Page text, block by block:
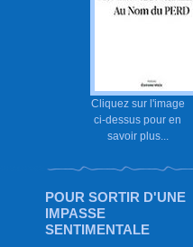
Cliquez sur l'image
ci-dessus pour en
savoir plus...
POUR SORTIR D'UNE
IMPASSE
SENTIMENTALE